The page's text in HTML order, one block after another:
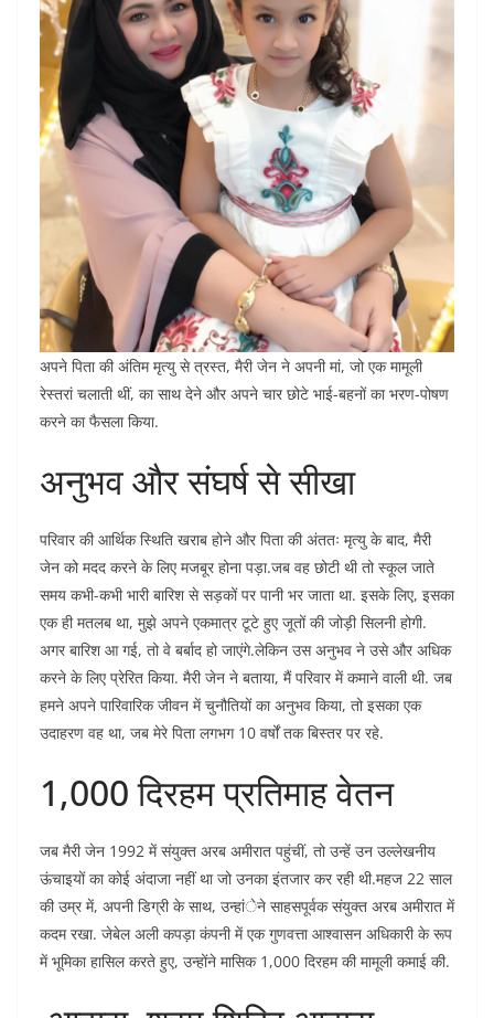
अपने पिता की अंतिम मृत्यु से त्रस्त, मैरी जेन ने अपनी मां, जो एक मामूली
रेस्तरां चलाती थीं, का साथ देने और अपने चार छोटे भाई-बहनों का भरण-पोषण
करने का फैसला किया.
अनुभव और संघर्ष से सीखा
परिवार की आर्थिक स्थिति खराब होने और पिता की अंततः मृत्यु के बाद, मैरी
जेन को मदद करने के लिए मजबूर होना पड़ा.जब वह छोटी थी तो स्कूल जाते
समय कभी-कभी भारी बारिश से सड़कों पर पानी भर जाता था. इसके लिए, इसका
एक ही मतलब था, मुझे अपने एकमात्र टूटे हुए जूतों की जोड़ी सिलनी होगी.
अगर बारिश आ गई, तो वे बर्बाद हो जाएंगे.लेकिन उस अनुभव ने उसे और अधिक
करने के लिए प्रेरित किया. मैरी जेन ने बताया, मैं परिवार में कमाने वाली थी. जब
हमने अपने पारिवारिक जीवन में चुनौतियों का अनुभव किया, तो इसका एक
उदाहरण वह था, जब मेरे पिता लगभग 10 वर्षों तक बिस्तर पर रहे.
1,000 दिरहम प्रतिमाह वेतन
जब मैरी जेन 1992 में संयुक्त अरब अमीरात पहुंचीं, तो उन्हें उन उल्लेखनीय
ऊंचाइयों का कोई अंदाजा नहीं था जो उनका इंतजार कर रही थी.महज 22 साल
की उम्र में, अपनी डिग्री के साथ, उन्हांेने साहसपूर्वक संयुक्त अरब अमीरात में
कदम रखा. जेबेल अली कपड़ा कंपनी में एक गुणवत्ता आश्वासन अधिकारी के रूप
में भूमिका हासिल करते हुए, उन्होंने मासिक 1,000 दिरहम की मामूली कमाई की.